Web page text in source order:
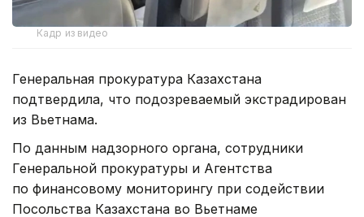
Кадр из видео
Генеральная прокуратура Казахстана
подтвердила, что подозреваемый экстрадирован
из Вьетнама.
По данным надзорного органа, сотрудники
Генеральной прокуратуры и Агентства
по финансовому мониторингу при содействии
Посольства Казахстана во Вьетнаме